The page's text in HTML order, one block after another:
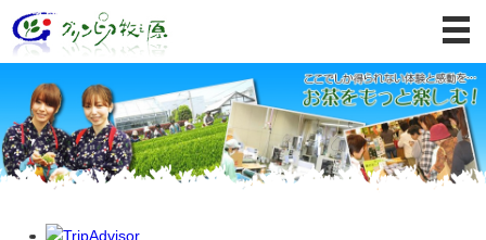
トップページ
各種体験(期間限定・お茶摘み体験)
お茶工場見学
直売店「逸品館(いっぴんかん)」